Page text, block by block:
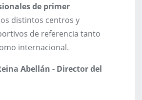
de primer
distintos centros y
de referencia tanto
internacional.
Abellán - Director del